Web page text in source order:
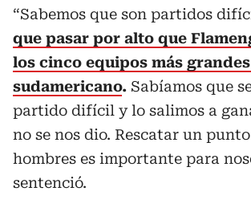
“Sabemos que son partidos
que pasar por alto que
los cinco equipos más
sudamericano. Sabíamos que
partido difícil y lo salimos a
no se nos dio. Rescatar un
hombres es importante para
sentenció.